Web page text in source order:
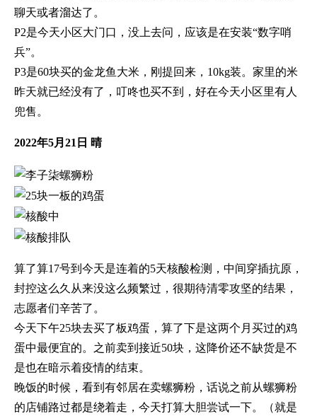
聊天或者溜达了。
P2是今天小区大门口，没上去问，应该是在安装“数字哨
兵”。
P3是60块买的金龙鱼大米，刚提回来，10kg装。家里的米
昨天就已经没有了，叮咚也买不到，好在今天小区里有人
兜售。
2022年5月21日 晴
算了算17号到今天是连着的5天核酸检测，中间穿插抗原，
封控这么久从来没这么频繁过，很期待清零攻坚的结果，
志愿者们辛苦了。
今天下午25块去买了板鸡蛋，算了下是这两个月买过的鸡
蛋中最便宜的。之前卖到接近50块，这降价还不缺货是不
是也在暗示着疫情的结束。
晚饭的时候，看到有邻居在卖螺狮粉，话说之前从螺狮粉
的店铺路过都是绕着走，今天打算大胆尝试一下。（就是